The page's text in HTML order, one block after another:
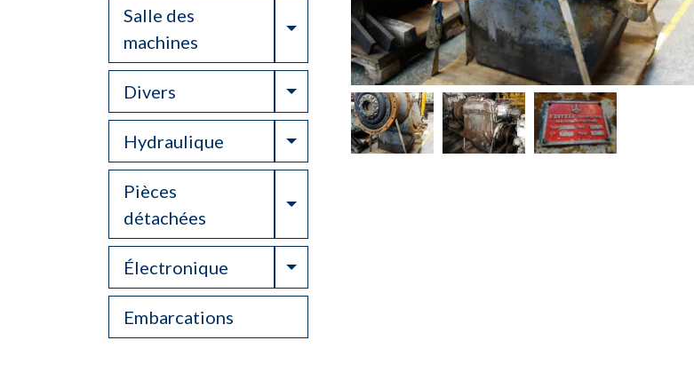
Salle des
machines
Toggle Dropdown
Divers Toggle Dropdown
Hydraulique Toggle Dropdown
Pièces
détachées
Toggle Dropdown
Électronique Toggle Dropdown
Embarcations